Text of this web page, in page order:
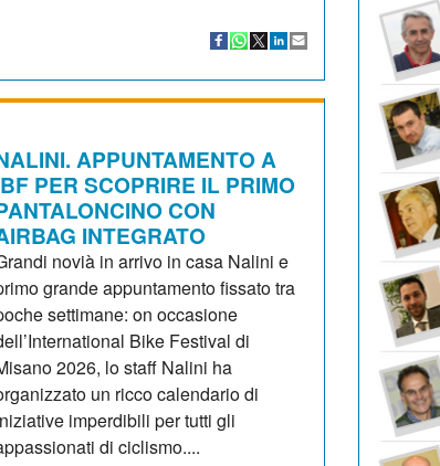
APPUNTAMENTO A
PER SCOPRIRE IL PRIMO
CON
INTEGRATO
novià in arrivo in casa Nalini e
grande appuntamento fissato tra
settimane: on occasione
Bike Festival di
2026, lo staff Nalini ha
un ricco calendario di
imperdibili per tutti gli
di ciclismo....